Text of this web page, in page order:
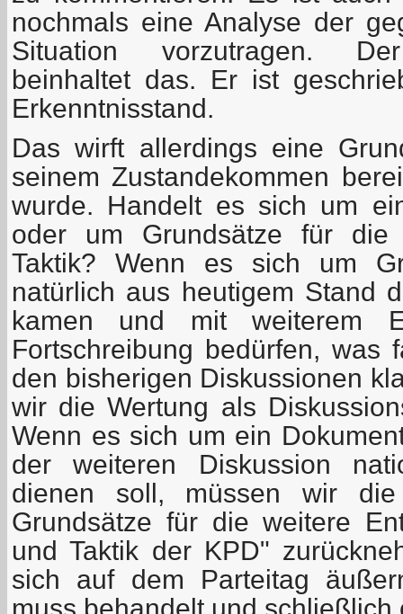
nochmals eine Analyse der
Situation vorzutragen. Der
beinhaltet das. Er ist
Erkenntnisstand.
Das wirft allerdings eine
seinem Zustandekommen
wurde. Handelt es sich um
oder um Grundsätze für die
Taktik? Wenn es sich um
natürlich aus heutigem Stand
kamen und mit weiterem
Fortschreibung bedürfen, was
den bisherigen Diskussionen
wir die Wertung als
Wenn es sich um ein
der weiteren Diskussion
dienen soll, müssen wir die
Grundsätze für die weitere
und Taktik der KPD"
sich auf dem Parteitag
muss behandelt und